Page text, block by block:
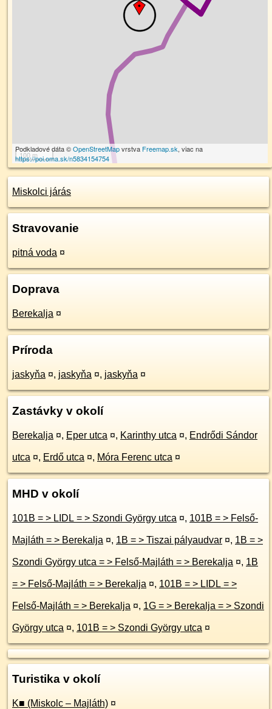
100 m
Podkladové dáta ©OpenStreetMapvrstva Freemap.sk, viac na
https://poi.oma.sk/n5834154754
Miskolci járás
Stravovanie
pitná voda ¤
Doprava
Berekalja ¤
Príroda
jaskyňa ¤, jaskyňa ¤, jaskyňa ¤
Zastávky v okolí
Berekalja ¤, Eper utca ¤, Karinthy utca ¤, Endrődi Sándor
utca ¤, Erdő utca ¤, Móra Ferenc utca ¤
MHD v okolí
101B = > LIDL = > Szondi György utca ¤, 101B = > Felső-
Majláth = > Berekalja ¤, 1B = > Tiszai pályaudvar ¤, 1B = >
Szondi György utca = > Felső-Majláth = > Berekalja ¤, 1B
= > Felső-Majláth = > Berekalja ¤, 101B = > LIDL = >
Felső-Majláth = > Berekalja ¤, 1G = > Berekalja = > Szondi
György utca ¤, 101B = > Szondi György utca ¤
Turistika v okolí
K■ (Miskolc – Majláth) ¤